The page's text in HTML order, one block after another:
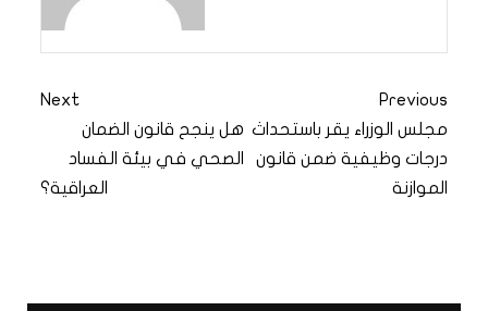
Previous
مجلس الوزراء يقر باستحداث
درجات وظيفية ضمن قانون
الموازنة
Next
هل ينجح قانون الضمان
الصحي في بيئة الفساد
العراقية؟